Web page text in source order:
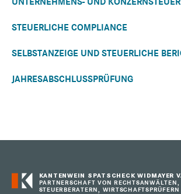
STEUERLICHE COMPLIANCE
SELBSTANZEIGE UND STEUERLICHE
JAHRESABSCHLUSSPRÜFUNG
KANTENWEIN SPATSCHECK WIDMAYER
PARTNERSCHAFT VON RECHTSANWÄLTEN,
STEUERBERATERN, WIRTSCHAFTSPRÜFERN